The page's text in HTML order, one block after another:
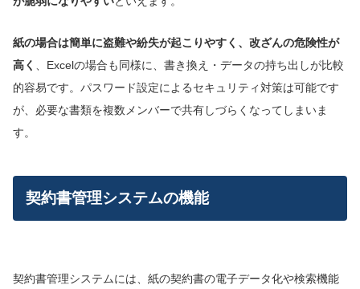
紙の場合は簡単に盗難や紛失が起こりやすく、 改ざんの危険性が
高く
、Excelの場合も同様に、書き換え・データの持ち出しが比較
的容易です。パスワード設定によるセキュリティ対策は可能です
が、必要な書類を複数メンバーで共有しづらくなってしまいま
す。
契約書管理システムの機能
契約書管理システムには、紙の契約書の電子データ化や検索機能